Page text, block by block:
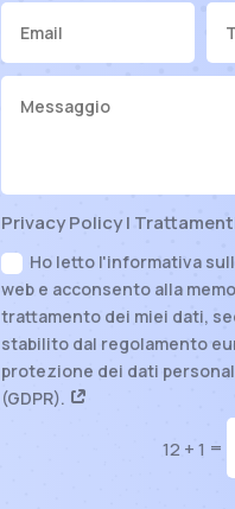
Privacy Policy |
Ho letto l'informativa
web e acconsento alla
trattamento dei miei dati,
stabilito dal regolamento
protezione dei dati
(GDPR).
12 + 1 =